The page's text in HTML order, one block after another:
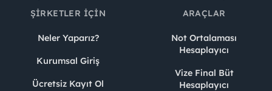
ŞIRKETLER İÇIN
Neler Yaparız?
Kurumsal Giriş
Ücretsiz Kayıt Ol
ARAÇLAR
Not Ortalaması
Hesaplayıcı
Vize Final Büt
Hesaplayıcı